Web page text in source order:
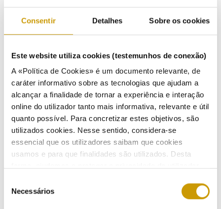
Consentir Detalhes Sobre os cookies
Este website utiliza cookies (testemunhos de conexão)
A «Política de Cookies» é um documento relevante, de
caráter informativo sobre as tecnologias que ajudam a
alcançar a finalidade de tornar a experiência e interação
online do utilizador tanto mais informativa, relevante e útil
quanto possível. Para concretizar estes objetivos, são
utilizados cookies. Nesse sentido, considera-se
essencial que os utilizadores saibam que cookies
usamos e para que finalidades são utilizados. Desta
simples possível de usar. Para obter mais informações
sobre como são tratados os seus dados pessoais,
Necessários
ao abrigo do disposto no artigo 47.º do Decreto-Lei n.º 9/2021, de 29 de janeiro, ao pagamento voluntário
processo por pagamento voluntário das coimas no valor de 1530,00 euros.
Artigo 5.º, n.º 1, al. a) e artigo 9.º, n.º 1, do Decreto-Lei n.º 156/2005, de 15 de setembro, na
redação em vigor.
Data da Conclusão do Processo:10/02/2025